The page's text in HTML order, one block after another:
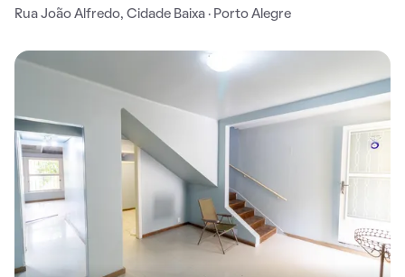
Rua João Alfredo, Cidade Baixa · Porto Alegre